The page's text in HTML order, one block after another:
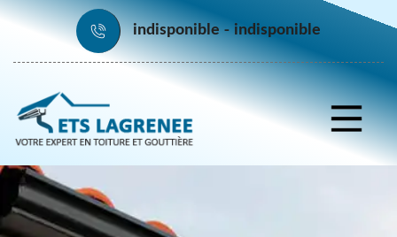
indisponible indisponible